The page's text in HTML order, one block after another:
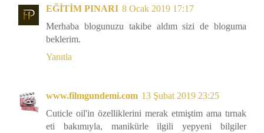
EĞİTİM PINARI 8 Ocak 2019 17:17
Merhaba blogunuzu takibe aldım sizi de bloguma
beklerim.
Yanıtla
www.filmgundemi.com 13 Şubat 2019 23:25
Cuticle oil'in özelliklerini merak etmiştim ama tırnak
eti bakımıyla, manikürle ilgili yepyeni bilgiler